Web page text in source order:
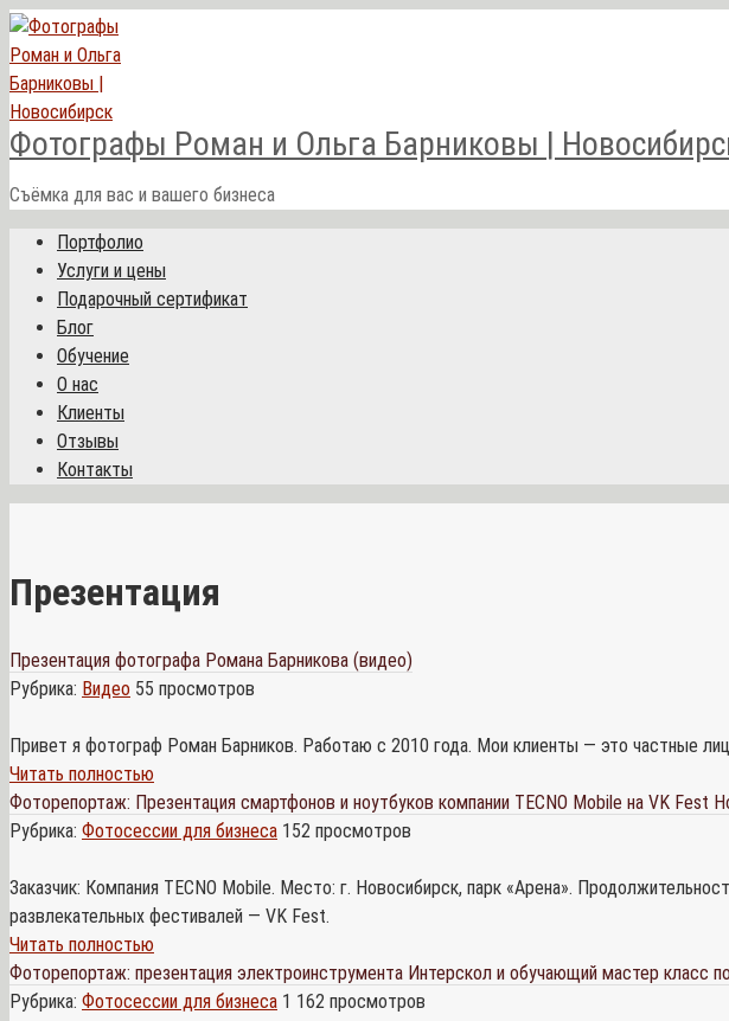
Перейти
к
контенту
Фотографы Роман и Ольга Барниковы |
Съёмка для вас и вашего бизнеса
Портфолио
Услуги и цены
Подарочный сертификат
Блог
Обучение
О нас
Клиенты
Отзывы
Контакты
Презентация
Презентация фотографа Романа Барникова (видео)
Рубрика: Видео 55 просмотров
Привет я фотограф Роман Барников. Работаю с 2010 года. Мои клиенты — это частные
Читать полностью
Фоторепортаж: Презентация смартфонов и ноутбуков компании TECNO Mobile на VK Fest
Рубрика: Фотосессии для бизнеса 152 просмотров
Заказчик: Компания TECNO Mobile. Место: г. Новосибирск, парк «Арена».
развлекательных фестивалей — VK Fest.
Читать полностью
Фоторепортаж: презентация электроинструмента Интерскол и обучающий мастер класс
Рубрика: Фотосессии для бизнеса 1 162 просмотров